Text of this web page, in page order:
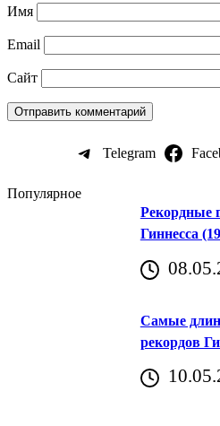
Имя
Email
Сайт
Telegram
Популярное
Рекордные
Гиннесса
Самые
рекордов